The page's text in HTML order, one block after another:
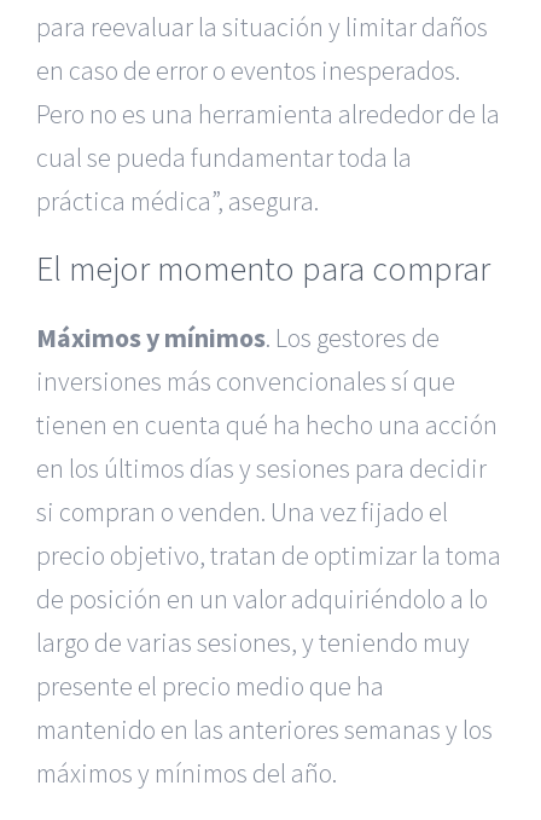
para reevaluar la situación y limitar daños
en caso de error o eventos inesperados.
Pero no es una herramienta alrededor de la
cual se pueda fundamentar toda la
práctica médica”, asegura.
El mejor momento para comprar
Máximos y mínimos. Los gestores de
inversiones más convencionales sí que
tienen en cuenta qué ha hecho una acción
en los últimos días y sesiones para decidir
si compran o venden. Una vez fijado el
precio objetivo, tratan de optimizar la toma
de posición en un valor adquiriéndolo a lo
largo de varias sesiones, y teniendo muy
presente el precio medio que ha
mantenido en las anteriores semanas y los
máximos y mínimos del año.